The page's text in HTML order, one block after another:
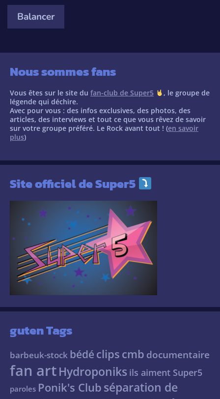
web
(optionnel)
Nous sommes fans
Vous êtes sur le site du fan-club de Super5
, le groupe de
légende qui déchire.
Avec pour vous : des infos exclusives, des photos, des
articles, des interviews et tout ce que vous rêvez de savoir
sur votre groupe préféré. Le Rock avant tout ! (en savoir
plus)
Site officiel de Super5
guten Tags
barbeuk-stock bédé clips cmb documentaire
fan artHydroponiks ils aiment Super5
paroles Ponik's Club séparation de